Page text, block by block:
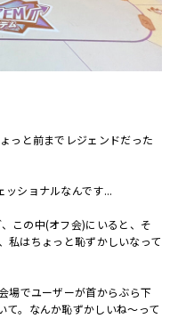
っと前までレジェンドだった
ショナルなんです...
この中(オフ会)にいると、そ
私はちょっと恥ずかしいなって
場でユーザーが首からぶら下
て。なんか恥ずかしいね〜って